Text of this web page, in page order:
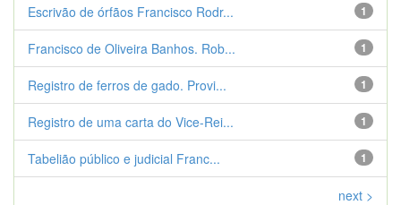
1
Escrivão de órfãos Francisco Rodr...
1
Francisco de Oliveira Banhos. Rob...
1
Registro de ferros de gado. Provi...
1
Registro de uma carta do Vice-Rei...
1
Tabelião público e judicial Franc...
next >